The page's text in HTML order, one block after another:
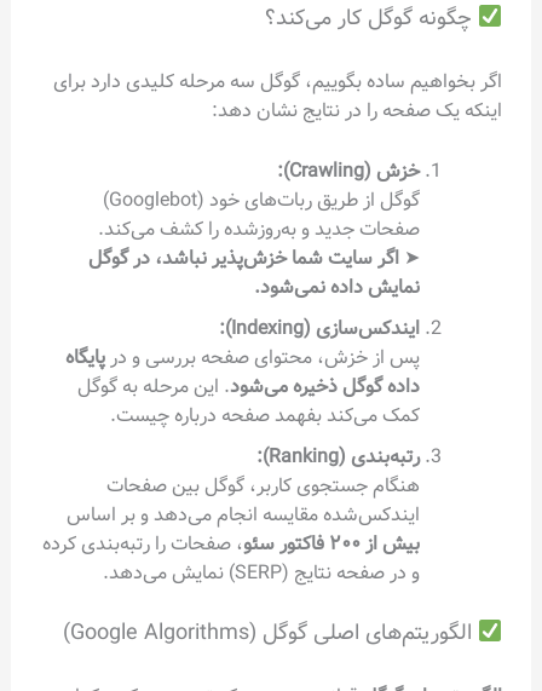
چگونه گوگل کار می‌کند؟
اگر بخواهیم ساده بگوییم، گوگل سه مرحله کلیدی دارد برای
اینکه یک صفحه را در نتایج نشان دهد:
خزش (Crawling):
گوگل از طریق ربات‌های خود (Googlebot)
صفحات جدید و به‌روزشده را کشف می‌کند.
➤ اگر سایت شما خزش‌پذیر نباشد، در گوگل
نمایش داده نمی‌شود.
ایندکس‌سازی (Indexing):
پس از خزش، محتوای صفحه بررسی و در پایگاه
داده گوگل ذخیره می‌شود. این مرحله به گوگل
کمک می‌کند بفهمد صفحه درباره چیست.
رتبه‌بندی (Ranking):
هنگام جستجوی کاربر، گوگل بین صفحات
ایندکس‌شده مقایسه انجام می‌دهد و بر اساس
بیش از ۲۰۰ فاکتور سئو
، صفحات را رتبه‌بندی کرده
و در صفحه نتایج (SERP) نمایش می‌دهد.
الگوریتم‌های اصلی گوگل (Google Algorithms)